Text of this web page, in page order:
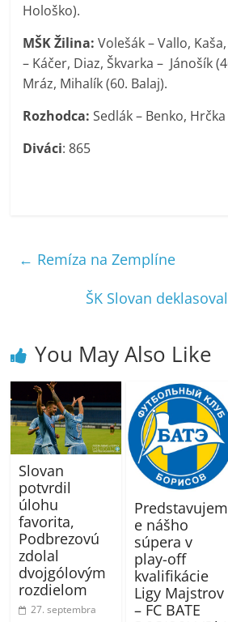
Hološko).
MŠK Žilina: Volešák – Vallo,
– Káčer, Diaz, Škvarka – Jánošík
Mráz, Mihalík (60. Balaj).
Rozhodca: Sedlák – Benko, Hrčka
Diváci: 865
← Remíza na Zemplíne
ŠK Slovan
You May Also Like
Slovan
potvrdil
úlohu
favorita,
Podbrezovú
zdolal
dvojgólovým
rozdielom
27. septembra
Predstavujem
e nášho
súpera v
play-off
kvalifikácie
Ligy Majstrov
– FC BATE